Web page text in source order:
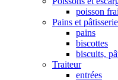
poisson
Pains et
pains
biscottes
biscuits,
Traiteur
entrées